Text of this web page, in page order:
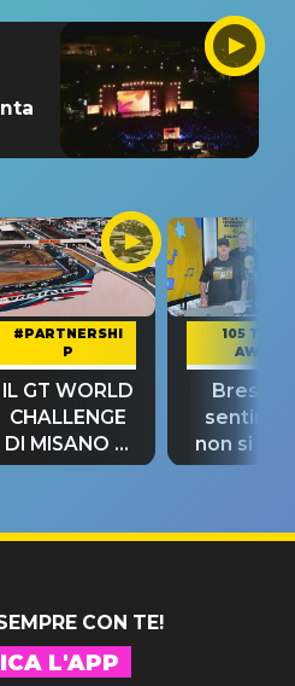
#PARTNERSHI
P
IL GT WORLD
CHALLENGE
DI MISANO si
riconferma
105 TAKE
AWAY
Bresh:
non si
fino alla
CON TE!
L'APP